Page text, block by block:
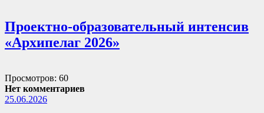
Проектно-образовательный интенсив
«Архипелаг 2026»
Просмотров: 60
Нет комментариев
25.06.2026